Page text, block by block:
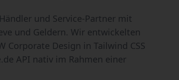
und Service-Partner mit
und Geldern. Wir entwickelten
Corporate Design in Tailwind CSS
API nativ im Rahmen einer